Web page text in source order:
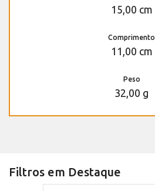
15,00 cm
Comprimento
11,00 cm
Peso
32,00 g
Filtros em Destaque